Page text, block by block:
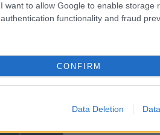
I want to allow Google to enable storage
authentication functionality and fraud
CONFIRM
Data Deletion
Υγεία|23.11.2024
και για
ανεπάρκεια
φροντίδα